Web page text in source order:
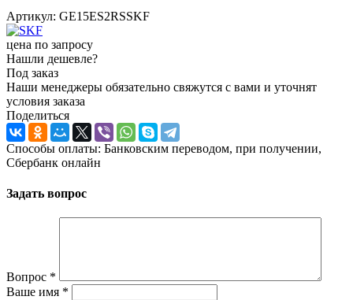
Артикул: GE15ES2RSSKF
цена по запросу
Нашли дешевле?
Под заказ
Наши менеджеры обязательно свяжутся с вами и уточнят
условия заказа
Поделиться
Способы оплаты: Банковским переводом, при получении,
Сбербанк онлайн
Задать вопрос
Вопрос *
Ваше имя *